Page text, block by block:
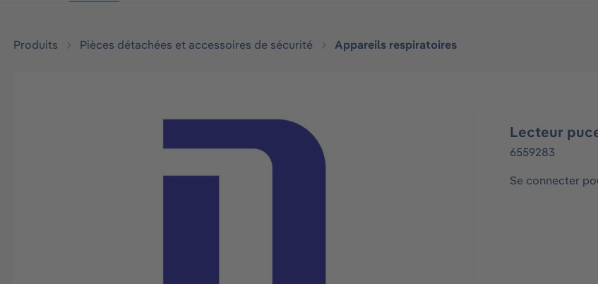
Produits Pièces détachées et accessoires de sécurité Appareils respiratoires
Lecteur
6559283
Se connecter